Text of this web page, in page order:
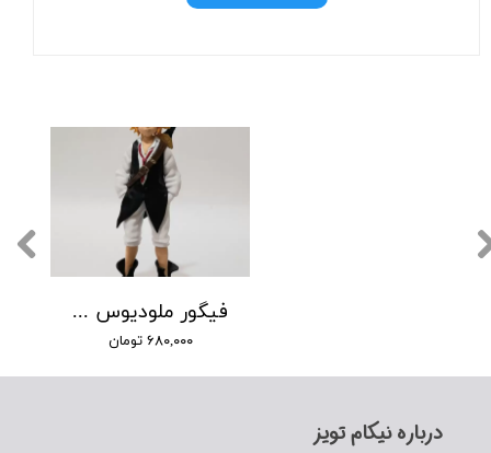
فیگور ملودیوس انیمه هفت گناه کبیره
۶۸۰,۰۰۰ تومان
​درباره نیکام تویز